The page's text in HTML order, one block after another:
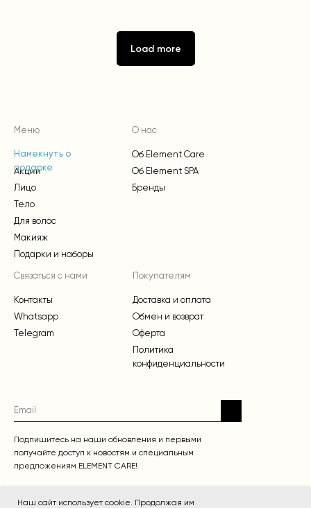
Наш сайт использует cookie. Продолжая им
Load more
Меню
Акции
Лицо
Тело
Для волос
Макияж
Подарки и наборы
О нас
Об Element Care
Бренды
Об Element SPA
Покупателям
Доставка и оплата
Обмен и возврат
Оферта
Политика
конфиденциальности
Связаться с нами
Контакты
Whatsapp
Telegram
Подпишитесь на наши обновления и первыми
получайте доступ к новостям и специальным
предложениям ELEMENT CARE!
Намекнуть о
подарке